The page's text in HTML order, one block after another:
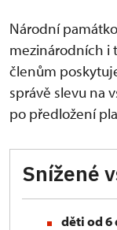
Národní
mezinárodních i
členům
správě slevu na
po předložení
Snížené
děti od 6